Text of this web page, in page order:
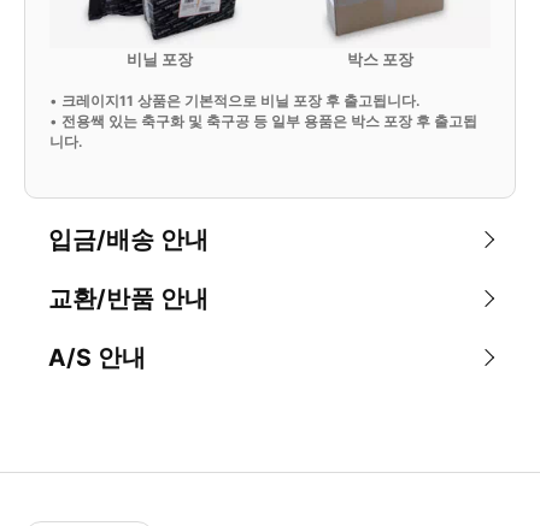
비닐 포장 박스 포장
• 크레이지11 상품은 기본적으로 비닐 포장 후 출고됩니다.
• 전용쌕 있는 축구화 및 축구공 등 일부 용품은 박스 포장 후 출고됩
니다.
입금/배송 안내
교환/반품 안내
A/S 안내